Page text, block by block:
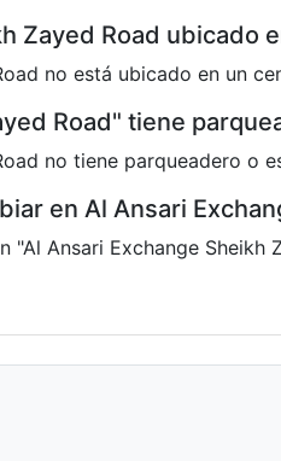
Zayed Road ubicado
no está ubicado en un
Road" tiene
no tiene parqueadero o
en Al Ansari
"Al Ansari Exchange Sheikh